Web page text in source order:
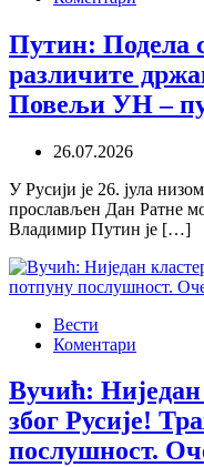
Путин: Подела
различите
Повељи УН –
26.07.2026
У Русији је 26. јула
прослављен Дан Ратне
Владимир Путин је […]
Вести
Коментари
Вучић: Ниједан
због Русије!
послушност.